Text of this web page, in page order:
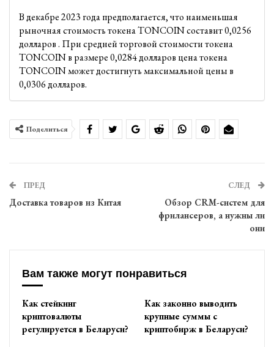
В декабре 2023 года предполагается, что наименьшая
рыночная стоимость токена TONCOIN составит 0,0256
долларов . При средней торговой стоимости токена
TONCOIN в размере 0,0284 долларов цена токена
TONCOIN может достигнуть максимальной цены в
0,0306 долларов.
Поделиться
ПРЕД
Доставка товаров из Китая
СЛЕД
Обзор CRM-систем для
фрилансеров, а нужны ли
они
Вам также могут понравиться
Как стейкинг
криптовалюты
регулируется в Беларуси?
Как законно выводить
крупные суммы с
криптобирж в Беларуси?